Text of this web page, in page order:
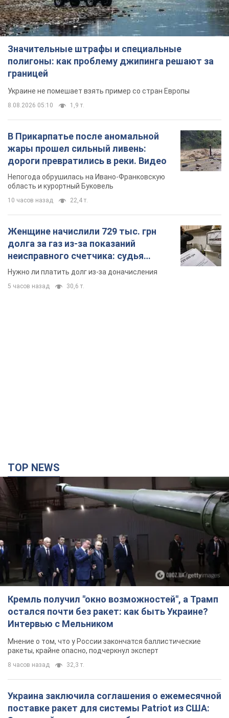
Значительные штрафы и специальные
полигоны: как проблему джипинга решают за
границей
Украине не помешает взять пример со стран Европы
8.08.2026 05:10 1,9 т.
В Прикарпатье после аномальной
жары прошел сильный ливень:
дороги превратились в реки. Видео
Непогода обрушилась на Ивано-Франковскую
область и курортный Буковель
10 часов назад 22,4 т.
Женщине начислили 729 тыс. грн
долга за газ из-за показаний
неисправного счетчика: судья
вынес неожиданное решение
Нужно ли платить долг из-за доначисления
5 часов назад 30,6 т.
TOP NEWS
Кремль получил "окно возможностей", а Трамп
остался почти без ракет: как быть Украине?
Интервью с Мельником
Мнение о том, что у России закончатся баллистические
ракеты, крайне опасно, подчеркнул эксперт
8 часов назад 32,3 т.
Украина заключила соглашения о ежемесячной
поставке ракет для системы Patriot из США: